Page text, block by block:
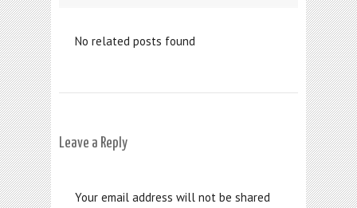
No related posts found
Leave a Reply
Your email address will not be shared